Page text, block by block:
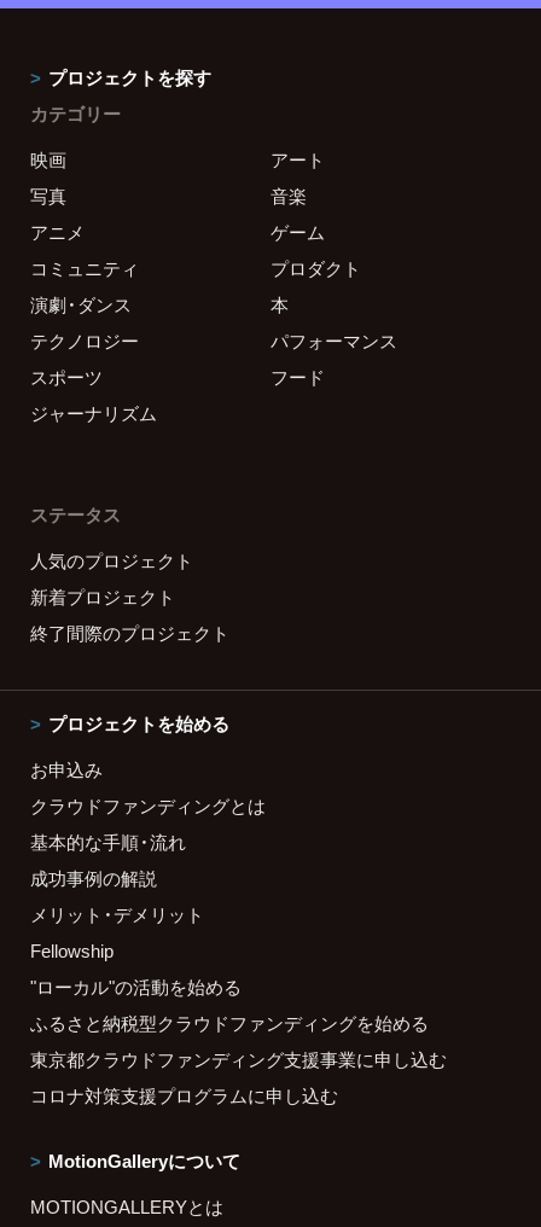
プロジェクトを探す
カテゴリー
映画
アート
写真
音楽
アニメ
ゲーム
コミュニティ
プロダクト
演劇・ダンス
本
テクノロジー
パフォーマンス
スポーツ
フード
ジャーナリズム
ステータス
人気のプロジェクト
新着プロジェクト
終了間際のプロジェクト
プロジェクトを始める
お申込み
クラウドファンディングとは
基本的な手順・流れ
成功事例の解説
メリット・デメリット
Fellowship
"ローカル"の活動を始める
ふるさと納税型クラウドファンディングを始める
東京都クラウドファンディング支援事業に申し込む
コロナ対策支援プログラムに申し込む
MotionGalleryについて
MOTIONGALLERYとは